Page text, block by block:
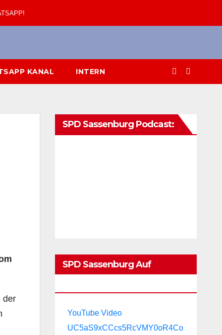
KANAL INTERN
der
SPD Sassenburg Podcast:
SPD Sassenburg Auf
YouTube Video
UC5aS9xCCcs5RcVMY0oR4Co